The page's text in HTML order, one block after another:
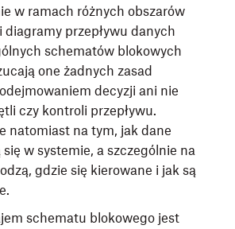
w ramach różnych obszarów
diagramy przepływu danych
schematów blokowych
one żadnych zasad
decyzji ani nie
czy kontroli przepływu.
natomiast na tym, jak dane
w systemie, a szczególnie na
gdzie się kierowane i jak są
schematu blokowego jest